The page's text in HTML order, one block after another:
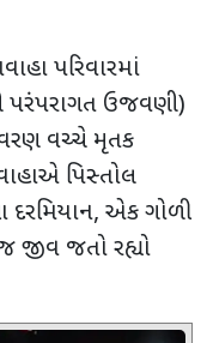
પરિવારમાં
પરંપરાગત ઉજવણી)
વચ્ચે મૃતક
પિસ્તોલ
દરમિયાન, એક ગોળી
જીવ જતો રહ્યો